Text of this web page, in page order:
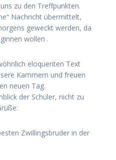
zu den Treffpunkten.
Nachricht übermittelt,
geweckt werden, da
wollen .
eloquenten Text
Kammern und freuen
neuen Tag.
der Schüler, nicht zu
Zwillingsbruder in der